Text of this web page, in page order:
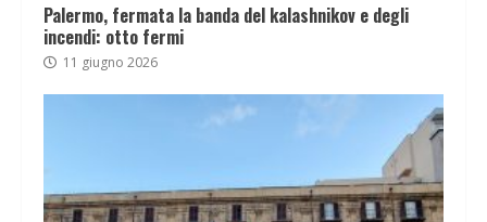
Palermo, fermata la banda del kalashnikov e degli
incendi: otto fermi
11 giugno 2026